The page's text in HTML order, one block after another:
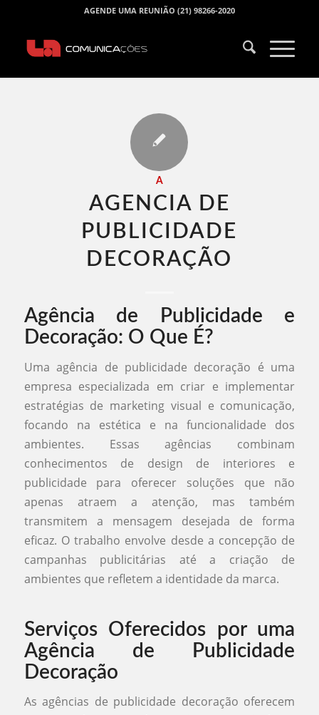
AGENDE UMA REUNIÃO (21) 98266-2020
A
AGENCIA DE
PUBLICIDADE
DECORAÇÃO​
Agência de Publicidade e
Decoração: O Que É?
Uma agência de publicidade decoração é uma
empresa especializada em criar e implementar
estratégias de marketing visual e comunicação,
focando na estética e na funcionalidade dos
ambientes. Essas agências combinam
conhecimentos de design de interiores e
publicidade para oferecer soluções que não
apenas atraem a atenção, mas também
transmitem a mensagem desejada de forma
eficaz. O trabalho envolve desde a concepção de
campanhas publicitárias até a criação de
ambientes que refletem a identidade da marca.
Serviços Oferecidos por uma
Agência de Publicidade
Decoração
As agências de publicidade decoração oferecem